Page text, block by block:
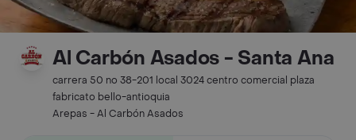
Al Carbón Asados - Santa Ana
carrera 50 no 38-201 local 3024 centro comercial plaza
fabricato bello-antioquia
Arepas - Al Carbón Asados